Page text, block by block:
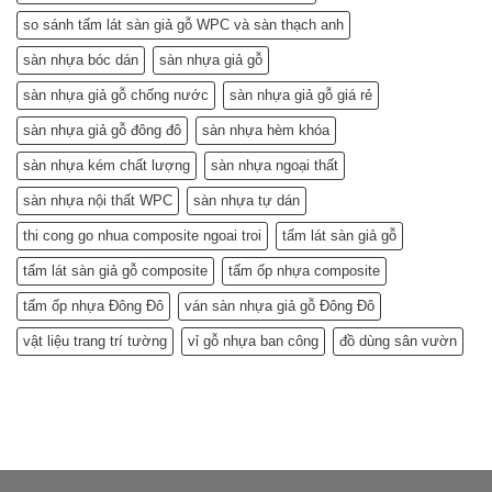
so sánh tấm lát sàn giả gỗ WPC và sàn thạch anh
sàn nhựa bóc dán sàn nhựa giả gỗ
sàn nhựa giả gỗ chống nước sàn nhựa giả gỗ giá rẻ
sàn nhựa giả gỗ đông đô sàn nhựa hèm khóa
sàn nhựa kém chất lượng sàn nhựa ngoại thất
sàn nhựa nội thất WPC sàn nhựa tự dán
thi cong go nhua composite ngoai troi tấm lát sàn giả gỗ
tấm lát sàn giả gỗ composite tấm ốp nhựa composite
tấm ốp nhựa Đông Đô ván sàn nhựa giả gỗ Đông Đô
vật liệu trang trí tường vỉ gỗ nhựa ban công đồ dùng sân vườn